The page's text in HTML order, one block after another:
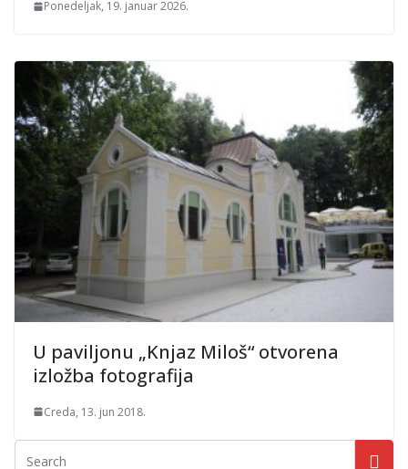
Ponedeljak, 19. januar 2026.
U paviljonu „Knjaz Miloš“ otvorena
izložba fotografija
Creda, 13. jun 2018.